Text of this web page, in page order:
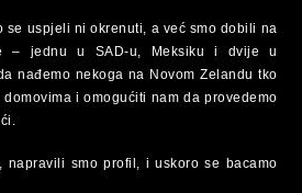
se uspjeli ni okrenuti, a već smo dobili na
– jednu u SAD-u, Meksiku i dvije u
nađemo nekoga na Novom Zelandu tko
i omogućiti nam da provedemo
napravili smo profil, i uskoro se bacamo